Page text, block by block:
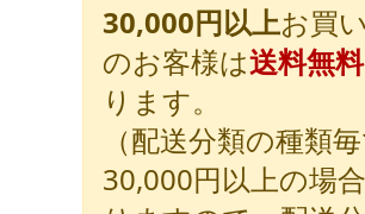
30,000円以上お買
のお客様は送料無料
ります。
（配送分類の種類
30,000円以上の場